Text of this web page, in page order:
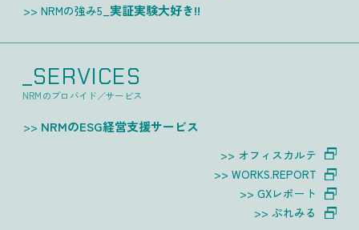
NRMの強み5_実証実験大好き!!
_SERVICES
NRMのプロバイド／サービス
NRMのESG経営支援サービス
オフィスカルテ
WORKS.REPORT
GXレポート
ぷれみる